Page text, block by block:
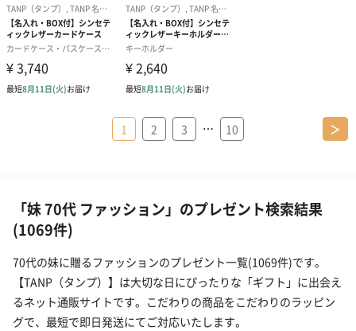
1 2 3 … 10 ＞
「妹 70代 ファッション」のプレゼント検索結果
(1069件)
70代の妹に贈るファッションのプレゼント一覧(1069件)です。
【TANP（タンプ）】は大切な日にぴったりな「ギフト」に出会え
るネット通販サイトです。こだわりの商品をこだわりのラッピン
グで、最短で即日発送にてご対応いたします。